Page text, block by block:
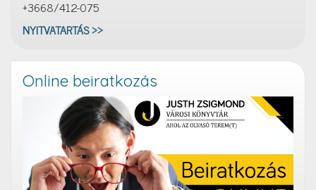
+3668/412-075
NYITVATARTÁS >>
Online beiratkozás